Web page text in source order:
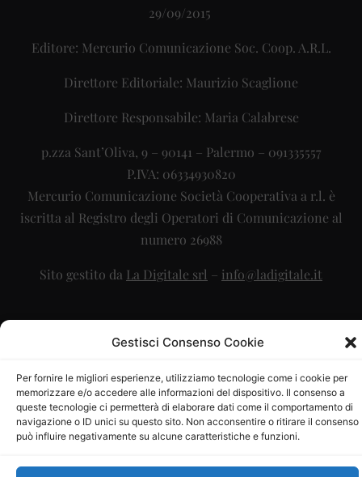
Gestisci Consenso Cookie
Per fornire le migliori esperienze, utilizziamo tecnologie come i cookie per
memorizzare e/o accedere alle informazioni del dispositivo. Il consenso a
queste tecnologie ci permetterà di elaborare dati come il comportamento di
navigazione o ID unici su questo sito. Non acconsentire o ritirare il consenso
può influire negativamente su alcune caratteristiche e funzioni.
29/09/2015
Editore: Mercurio Comunicazione Soc. Coop. A.R.L.
Direttore Editoriale: Maurizio Scaglione
Direttore Responsabile: Maria Calabrese
p.zza Sant’Oliva, 9 – 90141 – Palermo – 091335557
P.IVA: 06334930820
Mercurio Comunicazione Società Cooperativa a r.l. è
iscritta al Registro degli Operatori di Comunicazione al
numero 26988
Sito gestito da La Digitale srl – info@ladigitale.it